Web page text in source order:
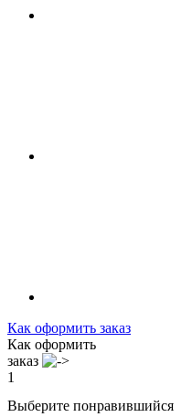
Как оформить заказ
Как оформить
заказ
1
Выберите понравившийся